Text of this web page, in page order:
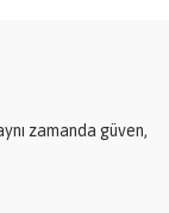
zamanda güven,